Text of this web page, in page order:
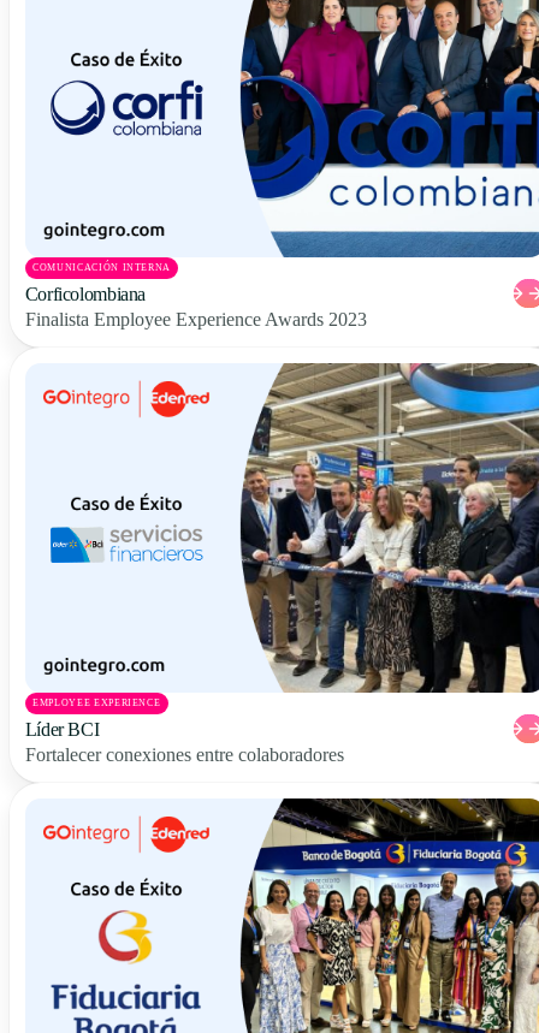
COMUNICACIÓN INTERNA
Corficolombiana
Finalista Employee Experience Awards 2023
EMPLOYEE EXPERIENCE
Líder BCI
Fortalecer conexiones entre colaboradores